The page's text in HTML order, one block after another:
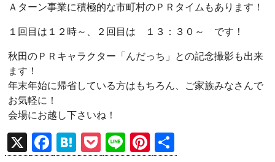
Ａターン事業に積極的な市町村のＰＲタイムもあります！
１回目は１２時～、２回目は １３：３０～ です！
秋田のＰＲキャラクター「んだっち」との記念撮影も出来
ます！
年末年始に帰省している方はもちろん、ご家族みなさんで
お気軽に！
会場にお越し下さいね！
X
F
H
P
Li
Pi